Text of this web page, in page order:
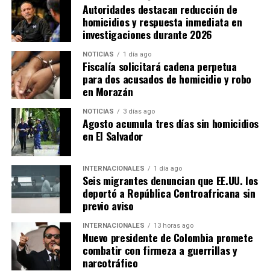
Autoridades destacan reducción de
homicidios y respuesta inmediata en
investigaciones durante 2026
NOTICIAS 1 día ago
Fiscalía solicitará cadena perpetua
para dos acusados de homicidio y robo
en Morazán
NOTICIAS 3 días ago
Agosto acumula tres días sin homicidios
en El Salvador
INTERNACIONALES 1 día ago
Seis migrantes denuncian que EE.UU. los
deportó a República Centroafricana sin
previo aviso
INTERNACIONALES 13 horas ago
Nuevo presidente de Colombia promete
combatir con firmeza a guerrillas y
narcotráfico